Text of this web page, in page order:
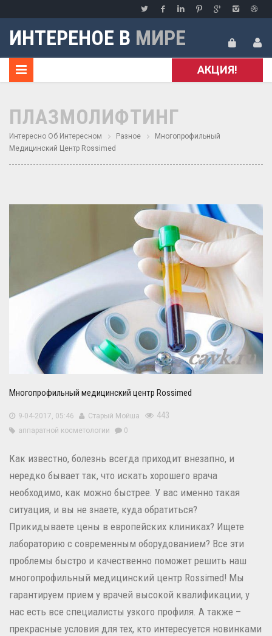
ИНТЕРЕНОЕ В МИРЕ
АКЦИЯ!
ПЛАЗМОЛИФТИНГ
Интересно Об Интересном Разное
Многопрофильный
Медицинский Центр Rossimed
Многопрофильный медицинский центр Rossimed
9-04-2017, 05:46 Старый Мойша 443
аппаратной косметологии 0
Как известно, болезнь всегда приходит внезапно, и
нередко бывает так, что искать хорошего врача
необходимо, как можно быстрее. У вас именно такая
ситуация, и вы не знаете, куда обратиться?
Прикидываете цены в европейских клиниках? Ищете
лабораторию с современным оборудованием? Все эти
проблемы быстро и качественно поможет решить наш
многопрофильный медицинский центр Rossimed! Мы
гарантируем прием у врачей высокой квалификации, у
нас есть все специалисты узкого профиля. А также –
прекрасные условия для тех, кто интересуется новинками